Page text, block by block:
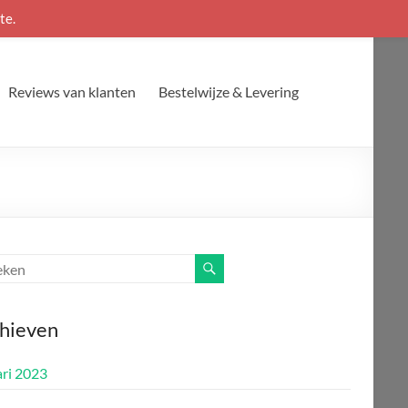
Reviews van klanten
Bestelwijze & Levering
2023